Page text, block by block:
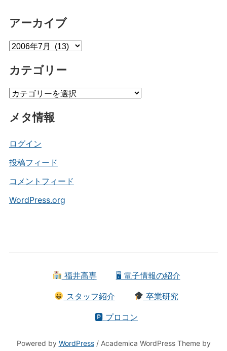
アーカイブ
ア
カ
ブ
カテゴリー
カ
ゴ
ー
メタ情報
ログイン
投稿フィード
コメントフィード
WordPress.org
福井高専 🖥 電子情報の紹介
スタッフ紹介 卒業研究
🅿 プロコン
Powered by WordPress/ Academica WordPress Theme by